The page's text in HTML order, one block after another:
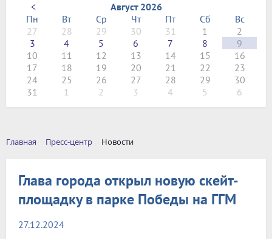
<
Август 2026
Пн
Вт Ср Чт Пт Сб
Вс
27
28 29 30 31 1
2
3
4 5 6 7 8
9
10
11 12 13 14 15
16
17
18 19 20 21 22
23
24
25 26 27 28 29
30
31
1 2 3 4 5 6
Главная Пресс-центр Новости
Глава города открыл новую скейт-
площадку в парке Победы на ГГМ
27.12.2024